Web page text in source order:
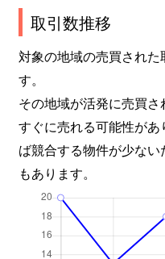
取引数推移
対象の地域の売買され
す。
その地域が活発に売買
すぐに売れる可能性が
ば競合する物件が少な
もあります。